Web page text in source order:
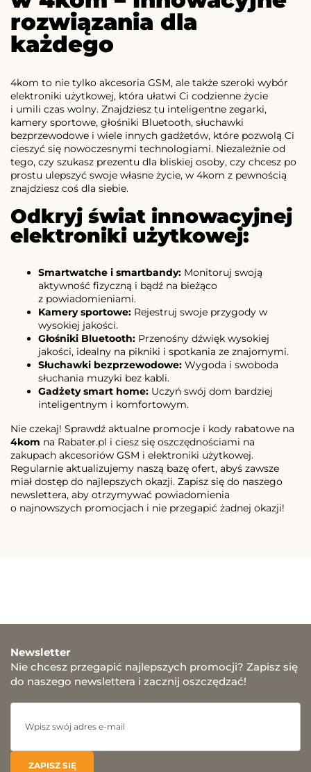
rozwiązania dla
każdego
4kom to nie tylko akcesoria GSM, ale także szeroki wybór
elektroniki użytkowej, która ułatwi Ci codzienne życie
i umili czas wolny. Znajdziesz tu inteligentne zegarki,
kamery sportowe, głośniki Bluetooth, słuchawki
bezprzewodowe i wiele innych gadżetów, które pozwolą Ci
cieszyć się nowoczesnymi technologiami. Niezależnie od
tego, czy szukasz prezentu dla bliskiej osoby, czy chcesz po
prostu ulepszyć swoje własne życie, w 4kom z pewnością
znajdziesz coś dla siebie.
Odkryj świat innowacyjnej
elektroniki użytkowej:
Smartwatche i smartbandy: Monitoruj swoją
aktywność fizyczną i bądź na bieżąco
z powiadomieniami.
Kamery sportowe: Rejestruj swoje przygody w
wysokiej jakości.
Głośniki Bluetooth: Przenośny dźwięk wysokiej
jakości, idealny na pikniki i spotkania ze znajomymi.
Słuchawki bezprzewodowe: Wygoda i swoboda
słuchania muzyki bez kabli.
Gadżety smart home: Uczyń swój dom bardziej
inteligentnym i komfortowym.
Nie czekaj! Sprawdź aktualne promocje i kody rabatowe na
4kom na Rabater.pl i ciesz się oszczędnościami na
zakupach akcesoriów GSM i elektroniki użytkowej.
Regularnie aktualizujemy naszą bazę ofert, abyś zawsze
miał dostęp do najlepszych okazji. Zapisz się do naszego
newslettera, aby otrzymywać powiadomienia
o najnowszych promocjach i nie przegapić żadnej okazji!
Newsletter
Nie chcesz przegapić najlepszych promocji? Zapisz się
do naszego newslettera i zacznij oszczędzać!